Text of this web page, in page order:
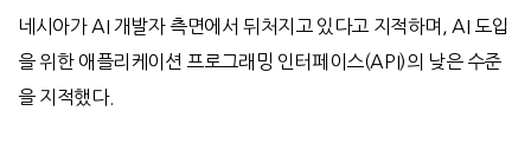
네시아가AI 개발자 측면에서 뒤처지고 있다고 지적하며 , AI 도입
을 위한 애플리케이션 프로그래밍 인터페이스(API)의 낮은 수준
을 지적했다.